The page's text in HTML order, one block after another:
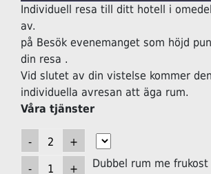
Individuell resa till ditt hotell i
av.
på Besök evenemanget som höjd
din resa .
Vid slutet av din vistelse kommer den
individuella avresan att äga rum.
Våra tjänster
Dubbel rum me frukost